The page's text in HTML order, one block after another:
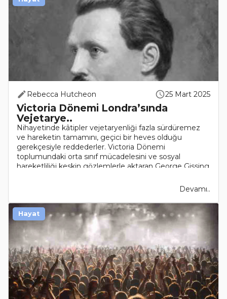
Rebecca Hutcheon 25 Mart 2025
Victoria Dönemi Londra’sında
Vejetarye..
Nihayetinde kâtipler vejetaryenliği fazla sürdüremez
ve hareketin tamamını, geçici bir heves olduğu
gerekçesiyle reddederler. Victoria Dönemi
toplumundaki orta sınıf mücadelesini ve sosyal
hareketliliği keskin gözlemlerle aktaran George Gissing
Devamı..
Hayat